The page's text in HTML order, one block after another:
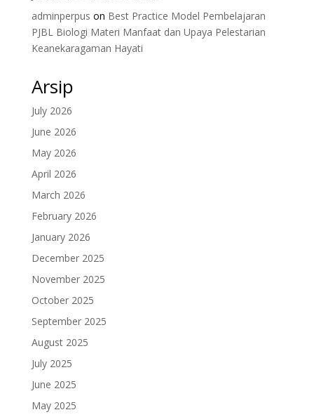
adminperpus on Best Practice Model Pembelajaran
PJBL Biologi Materi Manfaat dan Upaya Pelestarian
Keanekaragaman Hayati
Arsip
July 2026
June 2026
May 2026
April 2026
March 2026
February 2026
January 2026
December 2025
November 2025
October 2025
September 2025
August 2025
July 2025
June 2025
May 2025